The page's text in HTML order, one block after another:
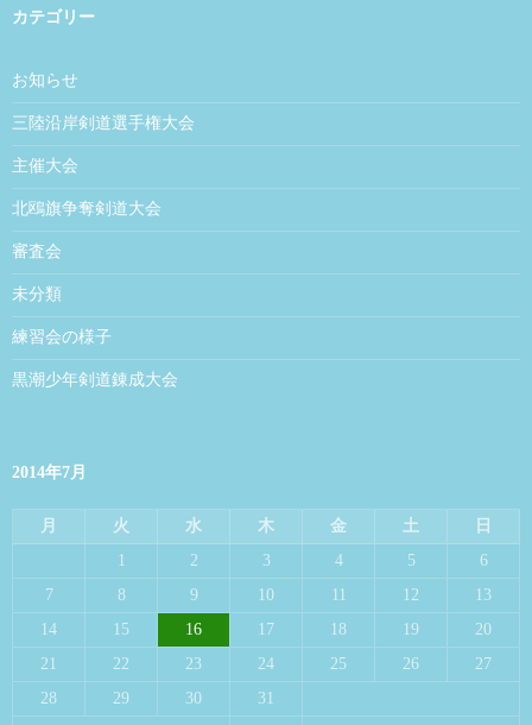
カテゴリー
お知らせ
三陸沿岸剣道選手権大会
主催大会
北鴎旗争奪剣道大会
審査会
未分類
練習会の様子
黒潮少年剣道錬成大会
2014年7月
月 火 水 木 金 土 日
1 2 3 4 5
6
7
8 9 10 11 12
13
14
15 16 17 18 19
20
21
22 23 24 25 26
27
28
29 30 31